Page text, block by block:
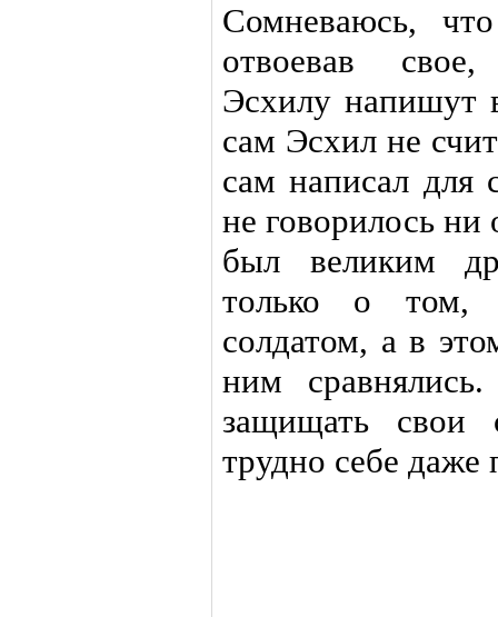
Сомневаюсь,
отвоевав
Эсхилу напишут
сам Эсхил не
сам написал для
не говорилось ни
был великим
только о
солдатом, а в
ним
защищать свои
трудно себе даже